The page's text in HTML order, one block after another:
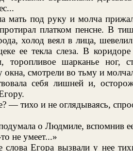
мать под руку и молча
платком пенсне. В
холод веял в лица,
ее текла слеза. В
торопливое шарканье
окна, смотрели во тьму и
себя лишней и,
— тихо и не оглядываясь,
о Людмиле, вспомнив
не умеет...»
слова Егора вызвали у нее